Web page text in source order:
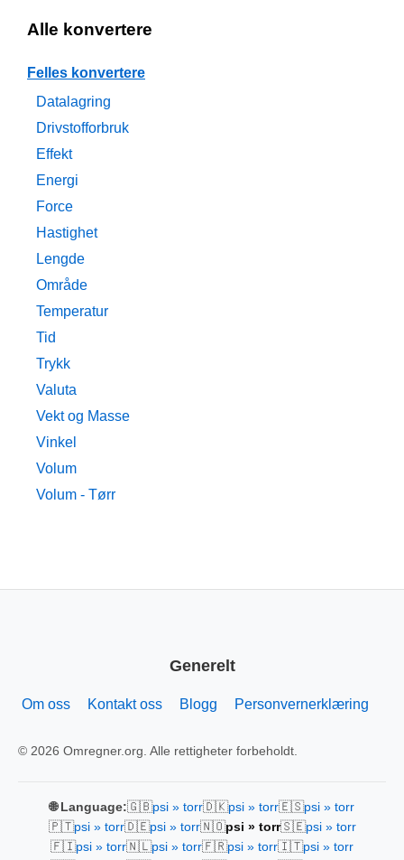
Alle konvertere
Felles konvertere
Datalagring
Drivstofforbruk
Effekt
Energi
Force
Hastighet
Lengde
Område
Temperatur
Tid
Trykk
Valuta
Vekt og Masse
Vinkel
Volum
Volum - Tørr
Generelt
Om oss Kontakt oss Blogg Personvernerklæring
© 2026 Omregner.org. Alle rettigheter forbeholdt.
🌐 Language:🇬🇧psi » torr🇩🇰psi » torr🇪🇸psi » torr
🇵🇹psi » torr🇩🇪psi » torr🇳🇴psi » torr🇸🇪psi » torr
🇫🇮psi » torr🇳🇱psi » torr🇫🇷psi » torr🇮🇹psi » torr